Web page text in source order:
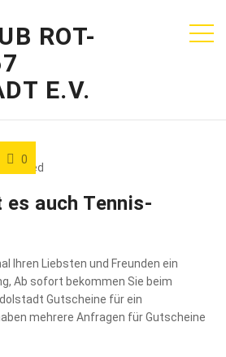
ROT-
E.V.
0
auch Tennis-
Ihren Liebsten und Freunden ein
Ab sofort bekommen Sie beim
Gutscheine für ein
mehrere Anfragen für Gutscheine